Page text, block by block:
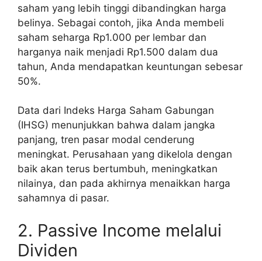
saham yang lebih tinggi dibandingkan harga
belinya. Sebagai contoh, jika Anda membeli
saham seharga Rp1.000 per lembar dan
harganya naik menjadi Rp1.500 dalam dua
tahun, Anda mendapatkan keuntungan sebesar
50%.
Data dari Indeks Harga Saham Gabungan
(IHSG) menunjukkan bahwa dalam jangka
panjang, tren pasar modal cenderung
meningkat. Perusahaan yang dikelola dengan
baik akan terus bertumbuh, meningkatkan
nilainya, dan pada akhirnya menaikkan harga
sahamnya di pasar.
2. Passive Income melalui
Dividen